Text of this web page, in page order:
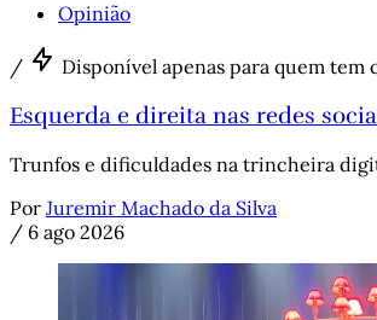
Opinião
/ Disponível apenas para quem tem
Esquerda e direita nas redes
Trunfos e dificuldades na trincheira
Por Juremir Machado da Silva
/ 6 ago 2026